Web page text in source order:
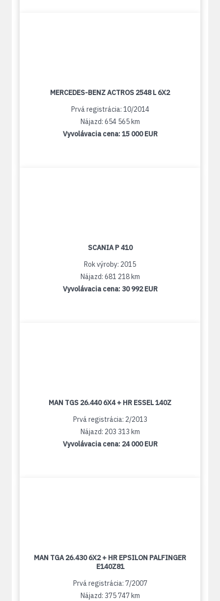
MERCEDES-BENZ ACTROS 2548 L 6X2
Prvá registrácia: 10/2014
Nájazd: 654 565 km
Vyvolávacia cena:15 000 EUR
SCANIA P 410
Rok výroby: 2015
Nájazd: 681 218 km
Vyvolávacia cena: 30 992 EUR
MAN TGS 26.440 6X4 + HR ESSEL 140Z
Prvá registrácia: 2/2013
Nájazd: 203 313 km
Vyvolávacia cena: 24 000 EUR
MAN TGA 26.430 6X2 + HR EPSILON PALFINGER
E140Z81
Prvá registrácia: 7/2007
Nájazd: 375 747 km